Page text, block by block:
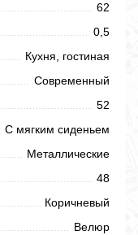
62
0,5
Кухня, гостиная
Современный
52
С мягким сиденьем
Металлические
48
Коричневый
Велюр